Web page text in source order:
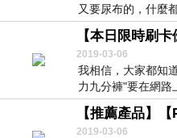
又要尿布的，什麼
來但...
2019-03-06
我相信，大家都知
力九分褲"要在網路
2019-03-06